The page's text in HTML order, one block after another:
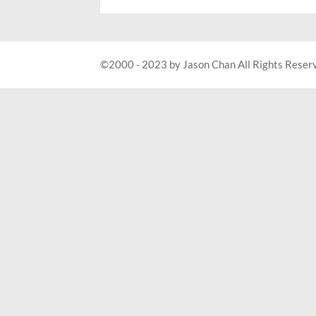
©2000 - 2023 by Jason Chan All Rights